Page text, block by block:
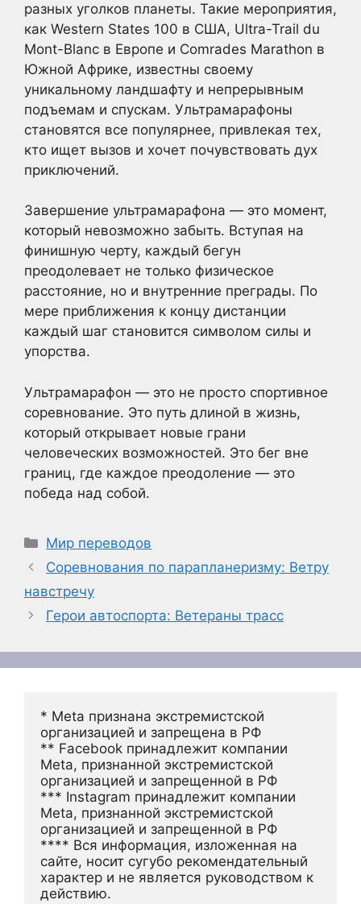
разных уголков планеты. Такие мероприятия,
как Western States 100 в США, Ultra-Trail du
Mont-Blanc в Европе и Comrades Marathon в
Южной Африке, известны своему
уникальному ландшафту и непрерывным
подъемам и спускам. Ультрамарафоны
становятся все популярнее, привлекая тех,
кто ищет вызов и хочет почувствовать дух
приключений.
Завершение ультрамарафона — это момент,
который невозможно забыть. Вступая на
финишную черту, каждый бегун
преодолевает не только физическое
расстояние, но и внутренние преграды. По
мере приближения к концу дистанции
каждый шаг становится символом силы и
упорства.
Ультрамарафон — это не просто спортивное
соревнование. Это путь длиной в жизнь,
который открывает новые грани
человеческих возможностей. Это бег вне
границ, где каждое преодоление — это
победа над собой.
Рубрики
Мир переводов
Соревнования по парапланеризму: Ветру
навстречу
Герои автоспорта: Ветераны трасс
* Meta признана экстремистской
организацией и запрещена в РФ
** Facebook принадлежит компании
Meta, признанной экстремистской
организацией и запрещенной в РФ
*** Instagram принадлежит компании
Meta, признанной экстремистской
организацией и запрещенной в РФ
**** Вся информация, изложенная на
сайте, носит сугубо рекомендательный
характер и не является руководством к
действию.